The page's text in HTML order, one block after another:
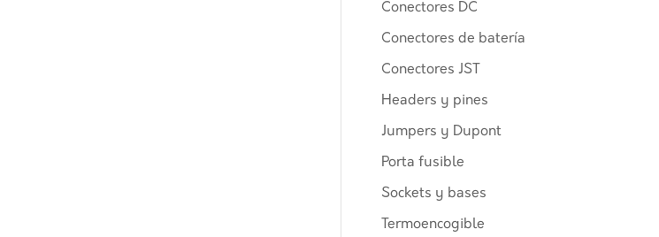
Conectores DC
Conectores de batería
Conectores JST
Headers y pines
Jumpers y Dupont
Porta fusible
Sockets y bases
Termoencogible